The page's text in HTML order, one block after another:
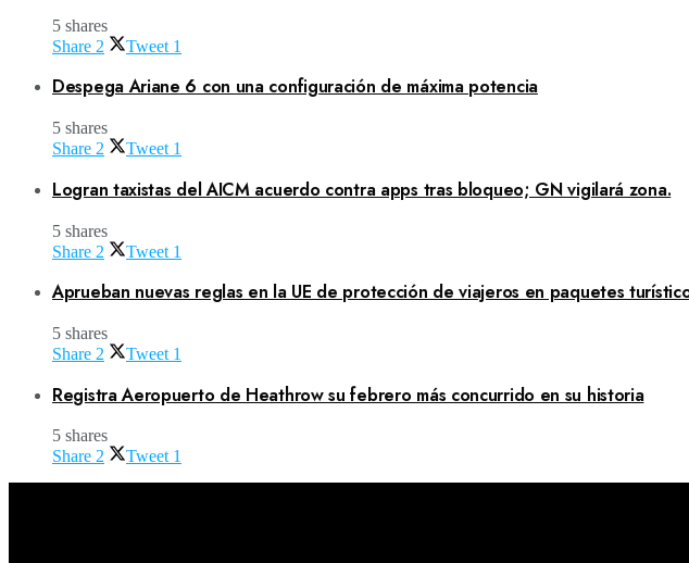
5 shares
Share 2 Tweet 1
Despega Ariane 6 con una configuración de máxima potencia
5 shares
Share 2 Tweet 1
Logran taxistas del AICM acuerdo contra apps tras bloqueo; GN vigilará zona.
5 shares
Share 2 Tweet 1
Aprueban nuevas reglas en la UE de protección de viajeros en paquetes
5 shares
Share 2 Tweet 1
Registra Aeropuerto de Heathrow su febrero más concurrido en su historia
5 shares
Share 2 Tweet 1